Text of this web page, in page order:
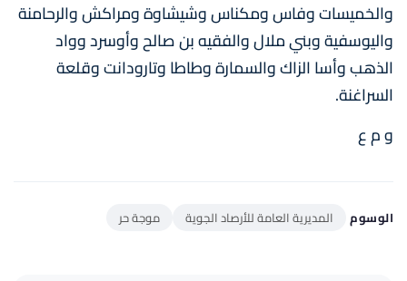
والخميسات وفاس ومكناس وشيشاوة ومراكش والرحامنة
واليوسفية وبني ملال والفقيه بن صالح وأوسرد وواد
الذهب وأسا الزاك والسمارة وطاطا وتارودانت وقلعة
السراغنة.
و م ع
الوسوم المديرية العامة للأرصاد الجوية موجة حر